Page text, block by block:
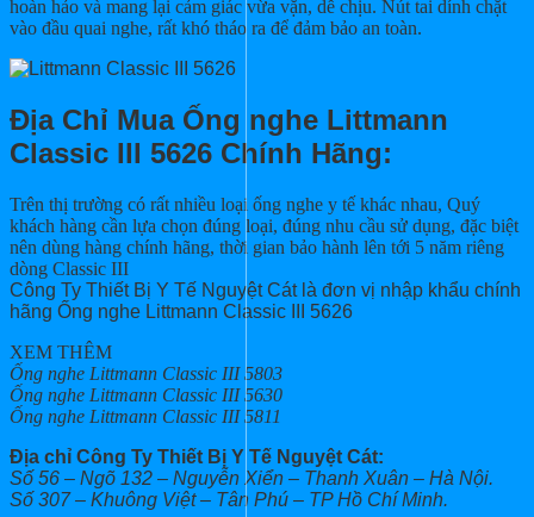
hoàn hảo và mang lại cảm giác vừa vặn, dễ chịu. Nút tai dính chặt
vào đầu quai nghe, rất khó tháo ra để đảm bảo an toàn.
Địa Chỉ Mua Ống nghe Littmann
Classic III 5626 Chính Hãng:
Trên thị trường có rất nhiều loại ống nghe y tế khác nhau, Quý
khách hàng cần lựa chọn đúng loại, đúng nhu cầu sử dụng, đặc biệt
nên dùng hàng chính hãng, thời gian bảo hành lên tới 5 năm riêng
dòng Classic III
Công Ty Thiết Bị Y Tế Nguyệt Cát là đơn vị nhập khẩu chính
hãng Ống nghe Littmann Classic III 5626
XEM THÊM
Ống nghe Littmann Classic III 5803
Ống nghe Littmann Classic III 5630
Ống nghe Littmann Classic III 5811
Địa chỉ Công Ty Thiết Bị Y Tế Nguyệt Cát:
Số 56 – Ngõ 132 – Nguyễn Xiển – Thanh Xuân – Hà Nội.
Số 307 – Khuông Việt – Tân Phú – TP Hồ Chí Minh.